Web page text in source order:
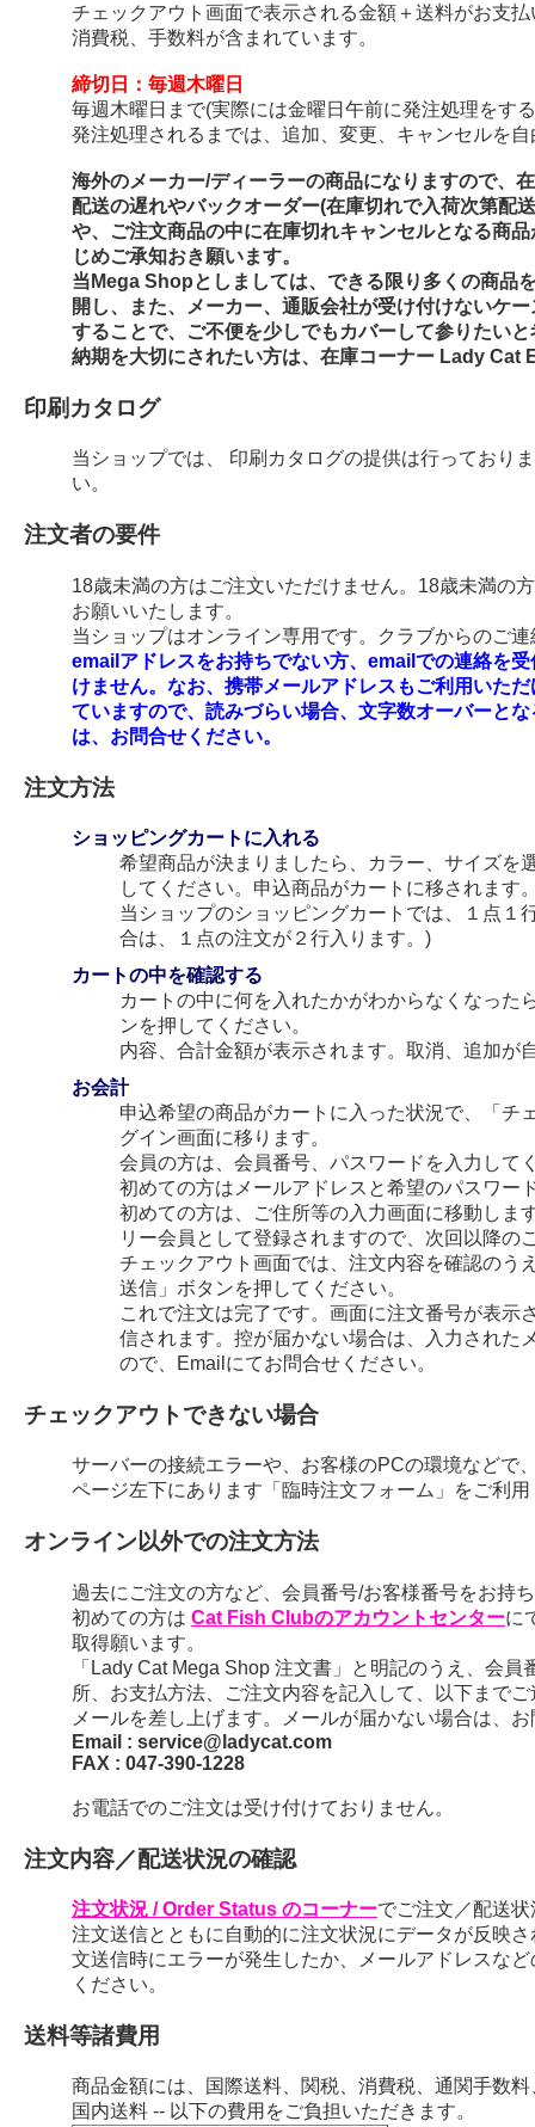
チェックアウト画面で表示される金額＋送料がお支
消費税、手数料が含まれています。
締切日：毎週木曜日
毎週木曜日まで(実際には金曜日午前に発注処理をす
発注処理されるまでは、追加、変更、キャンセルを
海外のメーカー/ディーラーの商品になりますので、
配送の遅れやバックオーダー(在庫切れで入荷次第配
や、ご注文商品の中に在庫切れキャンセルとなる商
じめご承知おき願います。
当Mega Shopとしましては、できる限り多くの商品
開し、また、メーカー、通販会社が受け付けないケ
することで、ご不便を少しでもカバーして参りたい
納期を大切にされたい方は、在庫コーナー Lady Cat
印刷カタログ
当ショップでは、 印刷カタログの提供は行っており
い。
注文者の要件
18歳未満の方はご注文いただけません。18歳未満の
お願いいたします。
当ショップはオンライン専用です。クラブからのご
emailアドレスをお持ちでない方、emailでの連絡を
けません。なお、携帯メールアドレスもご利用いた
ていますので、読みづらい場合、文字数オーバーと
は、お問合せください。
注文方法
ショッピングカートに入れる
希望商品が決まりましたら、カラー、サイズを
してください。申込商品がカートに移されます
当ショップのショッピングカートでは、１点１
合は、１点の注文が２行入ります。)
カートの中を確認する
カートの中に何を入れたかがわからなくなった
ンを押してください。
内容、合計金額が表示されます。取消、追加が
お会計
申込希望の商品がカートに入った状況で、「チ
グイン画面に移ります。
会員の方は、会員番号、パスワードを入力して
初めての方はメールアドレスと希望のパスワー
初めての方は、ご住所等の入力画面に移動しま
リー会員として登録されますので、次回以降の
チェックアウト画面では、注文内容を確認のう
送信」ボタンを押してください。
これで注文は完了です。画面に注文番号が表
信されます。控が届かない場合は、入力された
ので、Emailにてお問合せください。
チェックアウトできない場合
サーバーの接続エラーや、お客様のPCの環境などで
ページ左下にあります「臨時注文フォーム」をご利
オンライン以外での注文方法
過去にご注文の方など、会員番号/お客様番号をお持
初めての方は Cat Fish Clubのアカウントセンターに
取得願います。
「Lady Cat Mega Shop 注文書」と明記のうえ、会
所、お支払方法、ご注文内容を記入して、以下まで
メールを差し上げます。メールが届かない場合は、
Email : service@ladycat.com
FAX : 047-390-1228
お電話でのご注文は受け付けておりません。
注文内容／配送状況の確認
注文状況 / Order Status のコーナーでご注文／配送
注文送信とともに自動的に注文状況にデータが反映
文送信時にエラーが発生したか、メールアドレスな
ください。
送料等諸費用
商品金額には、国際送料、関税、消費税、通関手数
国内送料 -- 以下の費用をご負担いただきます。